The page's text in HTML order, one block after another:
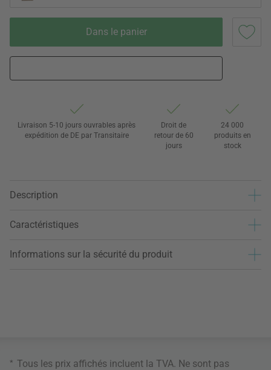
Dans le panier
Livraison 5-10 jours ouvrables après
expédition de DE par Transitaire
Droit de
retour de 60
jours
24 000
produits en
stock
Description
Caractéristiques
Informations sur la sécurité du produit
* Tous les prix affichés incluent la TVA. Ne sont pas